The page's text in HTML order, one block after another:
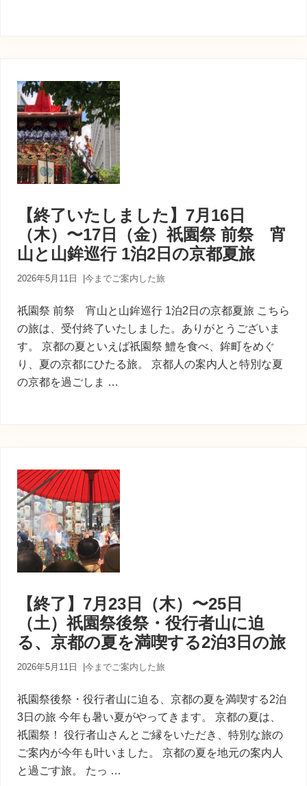
【終了いたしました】7月16日
（木）〜17日（金）祇園祭 前祭 宵
山と山鉾巡行 1泊2日の京都夏旅
2026年5月11日 今までご案内した旅
祇園祭 前祭 宵山と山鉾巡行 1泊2日の京都夏旅 こちら
の旅は、受付終了いたしました。ありがとうございま
す。 京都の夏といえば祇園祭 鱧を食べ、鉾町をめぐ
り、夏の京都にひたる旅。 京都人の案内人と特別な夏
の京都を過ごしま …
【終了】7月23日（木）〜25日
（土）祇園祭後祭・役行者山に迫
る、京都の夏を満喫する2泊3日の旅
2026年5月11日 今までご案内した旅
祇園祭後祭・役行者山に迫る、京都の夏を満喫する2泊
3日の旅 今年も暑い夏がやってきます。 京都の夏は、
祇園祭！ 役行者山さんとご縁をいただき、特別な旅の
ご案内が今年も叶いました。 京都の夏を地元の案内人
と過ごす旅。 たっ …